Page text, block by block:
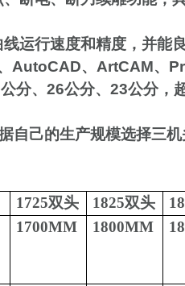
运行速度和精度，并能
AutoCAD、 ArtCAM、
公分、 26公分、 23公分，
自己的生产规模选择三
1725双头 1825双头
1700MM 1800MM